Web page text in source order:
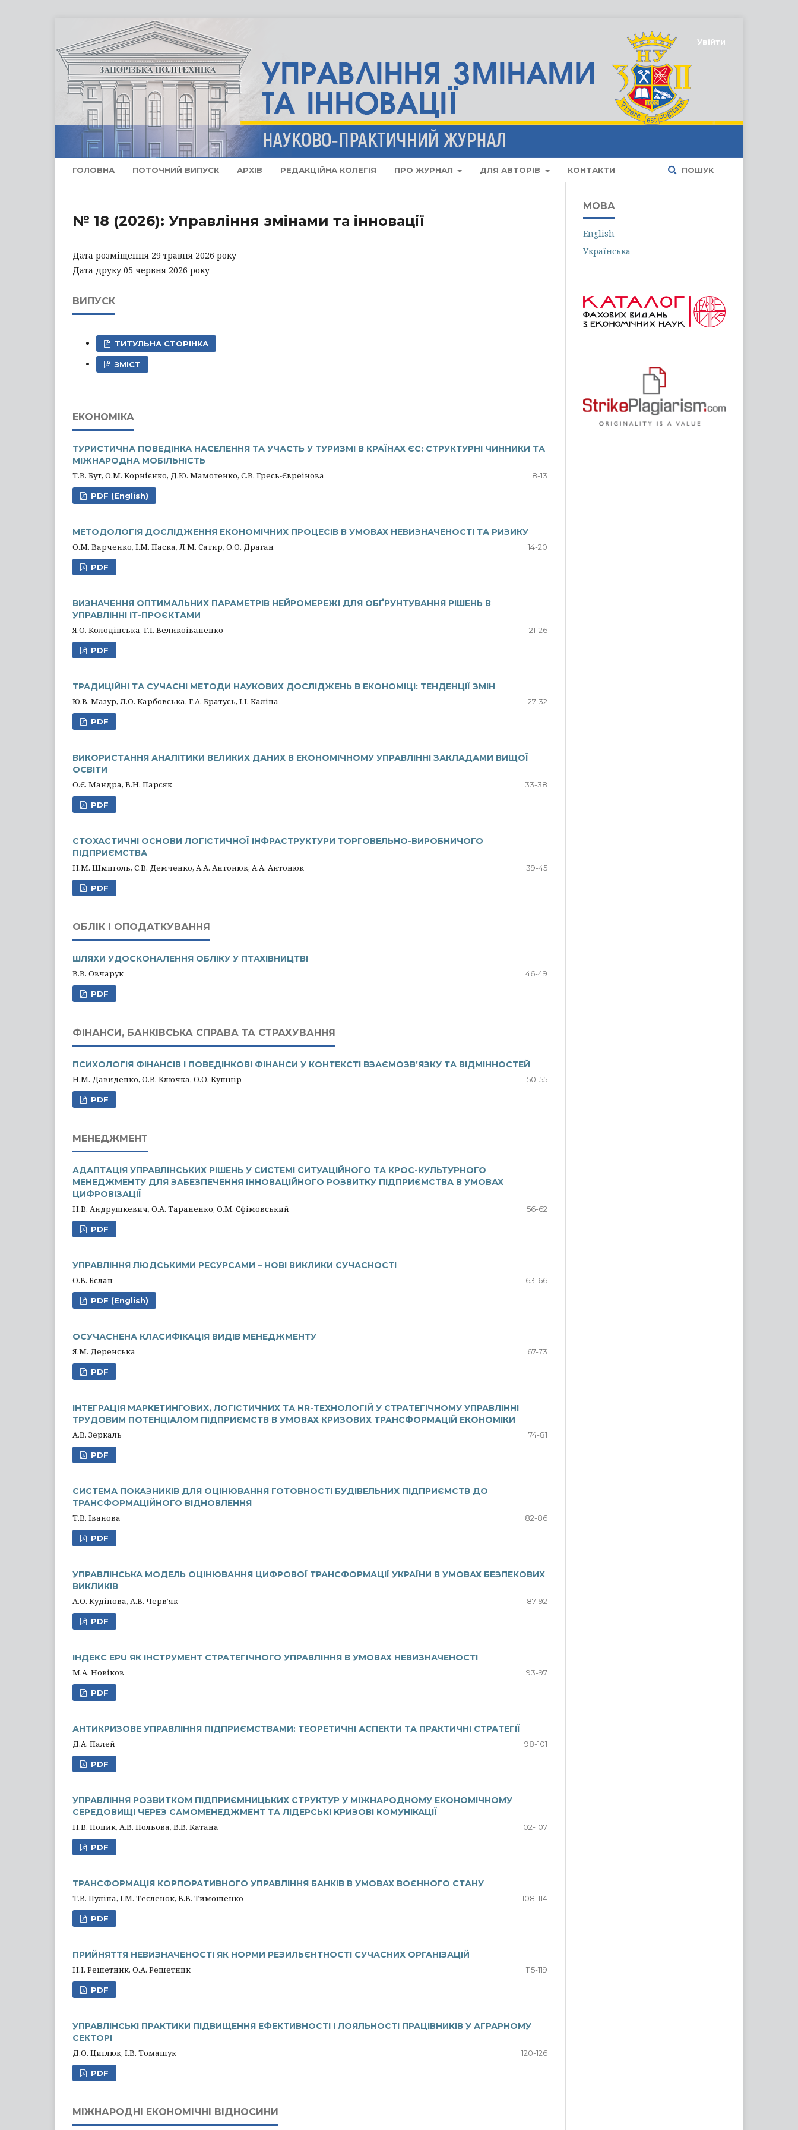
ГОЛОВНА ПОТОЧНИЙ ВИПУСК АРХІВ РЕДАКЦІЙНА КОЛЕГІЯ ПРО ЖУРНАЛ ДЛЯ АВТОРІВ КОНТАКТИ ПОШУК
Увійти
№ 18 (2026): Управління змінами та інновації
Дата розміщення 29 травня 2026 року
Дата друку 05 червня 2026 року
ВИПУСК
ТИТУЛЬНА СТОРІНКА
ЗМІСТ
ЕКОНОМІКА
ТУРИСТИЧНА ПОВЕДІНКА НАСЕЛЕННЯ ТА УЧАСТЬ У ТУРИЗМІ В КРАЇНАХ ЄС: СТРУКТУРНІ ЧИННИКИ ТА
МІЖНАРОДНА МОБІЛЬНІСТЬ
Т.В. Бут, О.М. Корнієнко, Д.Ю. Мамотенко, С.В. Гресь-Євреінова
8-13
PDF (English)
МЕТОДОЛОГІЯ ДОСЛІДЖЕННЯ ЕКОНОМІЧНИХ ПРОЦЕСІВ В УМОВАХ НЕВИЗНАЧЕНОСТІ ТА РИЗИКУ
О.М. Варченко, І.М. Паска, Л.М. Сатир, О.О. Драган
14-20
PDF
ВИЗНАЧЕННЯ ОПТИМАЛЬНИХ ПАРАМЕТРІВ НЕЙРОМЕРЕЖІ ДЛЯ ОБҐРУНТУВАННЯ РІШЕНЬ В
УПРАВЛІННІ ІТ-ПРОЄКТАМИ
Я.О. Колодінська, Г.І. Великоіваненко
21-26
PDF
ТРАДИЦІЙНІ ТА СУЧАСНІ МЕТОДИ НАУКОВИХ ДОСЛІДЖЕНЬ В ЕКОНОМІЦІ: ТЕНДЕНЦІЇ ЗМІН
Ю.В. Мазур, Л.О. Карбовська, Г.А. Братусь, І.І. Каліна
27-32
PDF
ВИКОРИСТАННЯ АНАЛІТИКИ ВЕЛИКИХ ДАНИХ В ЕКОНОМІЧНОМУ УПРАВЛІННІ ЗАКЛАДАМИ ВИЩОЇ
ОСВІТИ
О.Є. Мандра, В.Н. Парсяк
33-38
PDF
СТОХАСТИЧНІ ОСНОВИ ЛОГІСТИЧНОЇ ІНФРАСТРУКТУРИ ТОРГОВЕЛЬНО-ВИРОБНИЧОГО
ПІДПРИЄМСТВА
Н.М. Шмиголь, С.В. Демченко, А.А. Антонюк, А.А. Антонюк
39-45
PDF
ОБЛІК І ОПОДАТКУВАННЯ
ШЛЯХИ УДОСКОНАЛЕННЯ ОБЛІКУ У ПТАХІВНИЦТВІ
В.В. Овчарук
46-49
PDF
ФІНАНСИ, БАНКІВСЬКА СПРАВА ТА СТРАХУВАННЯ
ПСИХОЛОГІЯ ФІНАНСІВ І ПОВЕДІНКОВІ ФІНАНСИ У КОНТЕКСТІ ВЗАЄМОЗВ’ЯЗКУ ТА ВІДМІННОСТЕЙ
Н.М. Давиденко, О.В. Ключка, О.О. Кушнір
50-55
PDF
МЕНЕДЖМЕНТ
АДАПТАЦІЯ УПРАВЛІНСЬКИХ РІШЕНЬ У СИСТЕМІ СИТУАЦІЙНОГО ТА КРОС-КУЛЬТУРНОГО
МЕНЕДЖМЕНТУ ДЛЯ ЗАБЕЗПЕЧЕННЯ ІННОВАЦІЙНОГО РОЗВИТКУ ПІДПРИЄМСТВА В УМОВАХ
ЦИФРОВІЗАЦІЇ
Н.В. Андрушкевич, О.А. Тараненко, О.М. Єфімовський
56-62
PDF
УПРАВЛІННЯ ЛЮДСЬКИМИ РЕСУРСАМИ – НОВІ ВИКЛИКИ СУЧАСНОСТІ
О.В. Бєлан
63-66
PDF (English)
ОСУЧАСНЕНА КЛАСИФІКАЦІЯ ВИДІВ МЕНЕДЖМЕНТУ
Я.М. Деренська
67-73
PDF
ІНТЕГРАЦІЯ МАРКЕТИНГОВИХ, ЛОГІСТИЧНИХ ТА HR-ТЕХНОЛОГІЙ У СТРАТЕГІЧНОМУ УПРАВЛІННІ
ТРУДОВИМ ПОТЕНЦІАЛОМ ПІДПРИЄМСТВ В УМОВАХ КРИЗОВИХ ТРАНСФОРМАЦІЙ ЕКОНОМІКИ
А.В. Зеркаль
74-81
PDF
СИСТЕМА ПОКАЗНИКІВ ДЛЯ ОЦІНЮВАННЯ ГОТОВНОСТІ БУДІВЕЛЬНИХ ПІДПРИЄМСТВ ДО
ТРАНСФОРМАЦІЙНОГО ВІДНОВЛЕННЯ
Т.В. Іванова
82-86
PDF
УПРАВЛІНСЬКА МОДЕЛЬ ОЦІНЮВАННЯ ЦИФРОВОЇ ТРАНСФОРМАЦІЇ УКРАЇНИ В УМОВАХ БЕЗПЕКОВИХ
ВИКЛИКІВ
А.О. Кудінова, А.В. Черв’як
87-92
PDF
ІНДЕКС EPU ЯК ІНСТРУМЕНТ СТРАТЕГІЧНОГО УПРАВЛІННЯ В УМОВАХ НЕВИЗНАЧЕНОСТІ
М.А. Новіков
93-97
PDF
АНТИКРИЗОВЕ УПРАВЛІННЯ ПІДПРИЄМСТВАМИ: ТЕОРЕТИЧНІ АСПЕКТИ ТА ПРАКТИЧНІ СТРАТЕГІЇ
Д.А. Палей
98-101
PDF
УПРАВЛІННЯ РОЗВИТКОМ ПІДПРИЄМНИЦЬКИХ СТРУКТУР У МІЖНАРОДНОМУ ЕКОНОМІЧНОМУ
СЕРЕДОВИЩІ ЧЕРЕЗ САМОМЕНЕДЖМЕНТ ТА ЛІДЕРСЬКІ КРИЗОВІ КОМУНІКАЦІЇ
Н.В. Попик, А.В. Польова, В.В. Катана
102-107
PDF
ТРАНСФОРМАЦІЯ КОРПОРАТИВНОГО УПРАВЛІННЯ БАНКІВ В УМОВАХ ВОЄННОГО СТАНУ
Т.В. Пуліна, І.М. Тесленок, В.В. Тимошенко
108-114
PDF
ПРИЙНЯТТЯ НЕВИЗНАЧЕНОСТІ ЯК НОРМИ РЕЗИЛЬЄНТНОСТІ СУЧАСНИХ ОРГАНІЗАЦІЙ
Н.І. Решетник, О.А. Решетник
115-119
PDF
УПРАВЛІНСЬКІ ПРАКТИКИ ПІДВИЩЕННЯ ЕФЕКТИВНОСТІ І ЛОЯЛЬНОСТІ ПРАЦІВНИКІВ У АГРАРНОМУ
СЕКТОРІ
Д.О. Циглюк, І.В. Томашук
120-126
PDF
МІЖНАРОДНІ ЕКОНОМІЧНІ ВІДНОСИНИ
МОВА
English
Українська